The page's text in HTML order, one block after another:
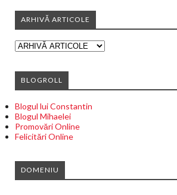
ARHIVĂ ARTICOLE
BLOGROLL
Blogul lui Constantin
Blogul Mihaelei
Promovări Online
Felicitări Online
DOMENIU